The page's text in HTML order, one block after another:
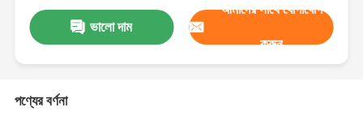
ভালো দাম
আমাদের সাথে যোগাযোগ
করুন
পণ্যের বর্ণনা